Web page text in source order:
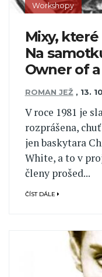
Workshopy
Mixy,
Na
Owner of
ROMAN JEŽ , 13.
V roce 1981 je
rozprášena,
jen baskytara
White, a to v
členy prošed...
ČÍST DÁLE